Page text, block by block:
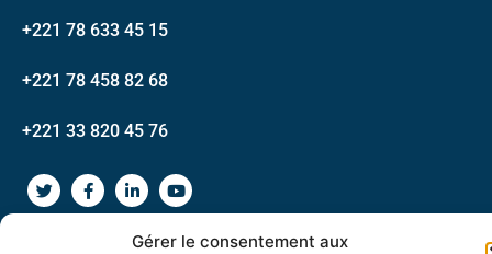
Gérer le consentement aux
+221 78 633 45 15
+221 78 458 82 68
+221 33 820 45 76